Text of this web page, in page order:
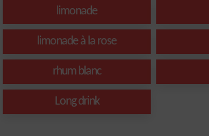
limonade
limonade à la rose
rhum blanc
Long drink